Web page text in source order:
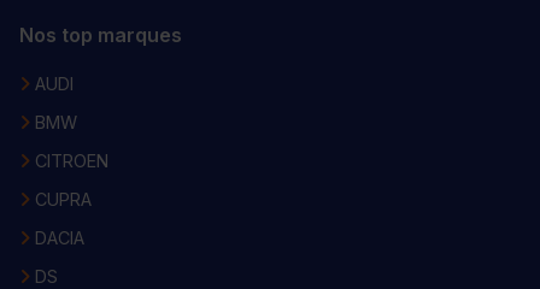
Nos top marques
AUDI
BMW
CITROEN
CUPRA
DACIA
DS